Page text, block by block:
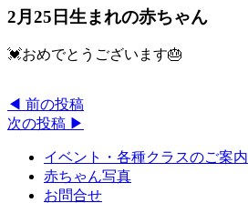
2月25日生まれの赤ちゃん
💓おめでとうございます🎂
◀︎ 前の投稿
次の投稿 ▶︎
イベント・各種クラスのご案内
赤ちゃん写真
お問合せ